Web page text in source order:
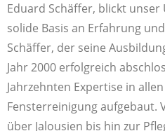
Eduard Schäffer, blickt
solide Basis an Erfahrung
Schäffer, der seine
Jahr 2000 erfolgreich
Jahrzehnten Expertise in
Fensterreinigung aufgebaut.
über Jalousien bis hin zur